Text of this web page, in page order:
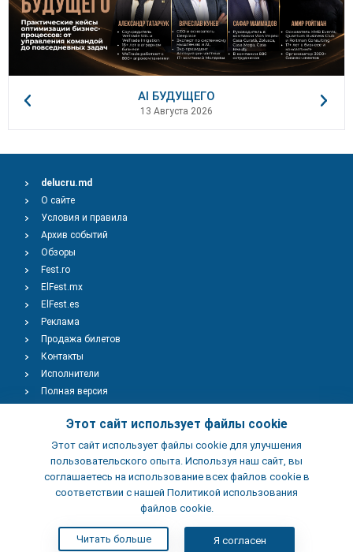
AI БУДУЩЕГО
13 Августа 2026
Этот сайт использует файлы cookie
Этот сайт использует файлы cookie для улучшения
пользовательского опыта. Используя наш сайт, вы
соглашаетесь на использование всех файлов cookie в
соответствии с нашей Политикой использования
файлов cookie.
Читать больше Я согласен
delucru.md
О сайте
Условия и правила
Архив событий
Обзоры
Fest.ro
ElFest.mx
ElFest.es
Реклама
Продажа билетов
Контакты
Исполнители
Полная версия
Добавить Событие
Добавить Заведение